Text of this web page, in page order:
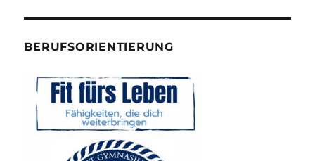
BERUFSORIENTIERUNG